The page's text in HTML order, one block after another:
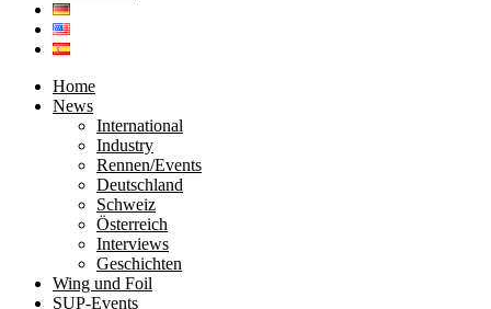
Home
News
International
Industry
Rennen/Events
Deutschland
Schweiz
Österreich
Interviews
Geschichten
Wing und Foil
SUP-Events